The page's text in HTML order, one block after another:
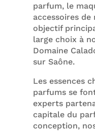
parfum, le
accessoires de
objectif
large choix à
Domaine
sur Saône.
Les essences
parfums se
experts
capitale du
conception,